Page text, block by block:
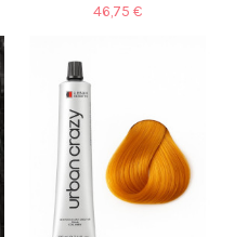
46,75 €